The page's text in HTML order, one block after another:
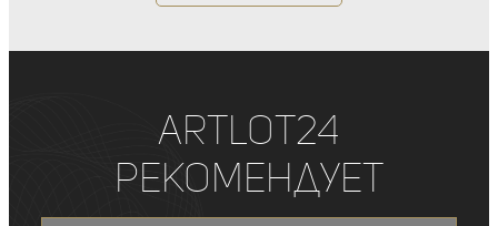
ArtLot24
рекомендует